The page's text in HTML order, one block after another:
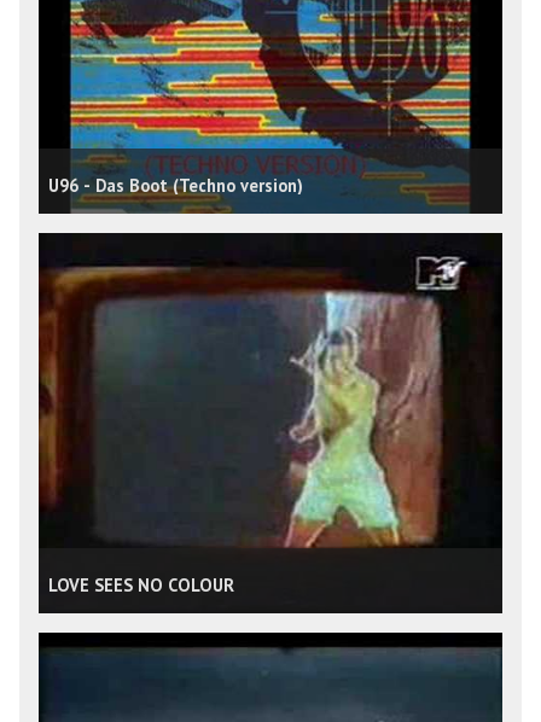
U96 - Das Boot (Techno version)
LOVE SEES NO COLOUR